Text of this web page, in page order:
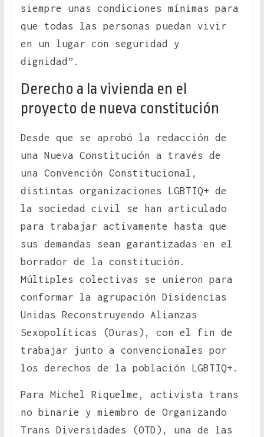
siempre unas condiciones mínimas para
que todas las personas puedan vivir
en un lugar con seguridad y
dignidad”.
Derecho a la vivienda en el
proyecto de nueva constitución
Desde que se aprobó la redacción de
una Nueva Constitución a través de
una Convención Constitucional,
distintas organizaciones LGBTIQ+ de
la sociedad civil se han articulado
para trabajar activamente hasta que
sus demandas sean garantizadas en el
borrador de la constitución.
Múltiples colectivas se unieron para
conformar la agrupación Disidencias
Unidas Reconstruyendo Alianzas
Sexopolíticas (Duras), con el fin de
trabajar junto a convencionales por
los derechos de la población LGBTIQ+.
Para Michel Riquelme, activista trans
no binarie y miembro de Organizando
Trans Diversidades (OTD), una de las